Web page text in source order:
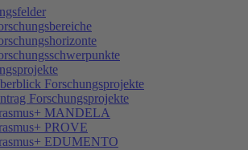
Forschungsprojekte
Forschungsprojekte
MANDELA
PROVE
EDUMENTO